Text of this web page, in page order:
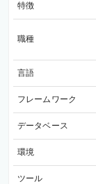
特徴
職種
言語
フレームワーク
データベース
環境
ツール